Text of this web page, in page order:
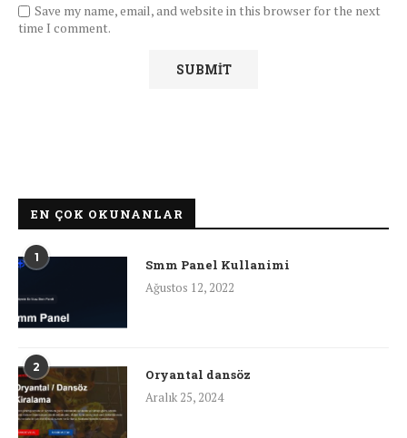
Save my name, email, and website in this browser for the next
time I comment.
EN ÇOK OKUNANLAR
1
Smm Panel Kullanimi
Ağustos 12, 2022
2
Oryantal dansöz
Aralık 25, 2024